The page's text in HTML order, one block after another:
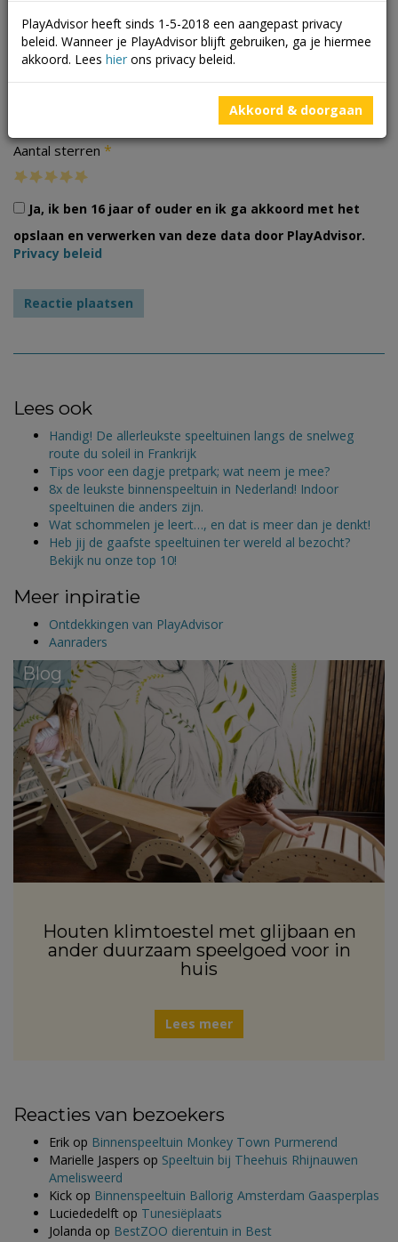
Aantal sterren *
Ja, ik ben 16 jaar of ouder en ik ga akkoord met het
opslaan en verwerken van deze data door PlayAdvisor.
Privacy beleid
Lees ook
Handig! De allerleukste speeltuinen langs de snelweg
route du soleil in Frankrijk
Tips voor een dagje pretpark; wat neem je mee?
8x de leukste binnenspeeltuin in Nederland! Indoor
speeltuinen die anders zijn.
Wat schommelen je leert…, en dat is meer dan je denkt!
Heb jij de gaafste speeltuinen ter wereld al bezocht?
Bekijk nu onze top 10!
Meer inpiratie
Ontdekkingen van PlayAdvisor
Aanraders
Blog
Houten klimtoestel met glijbaan en
ander duurzaam speelgoed voor in
huis
Lees meer
Reacties van bezoekers
Erik op Binnenspeeltuin Monkey Town Purmerend
Marielle Jaspers op Speeltuin bij Theehuis Rhijnauwen
Amelisweerd
Kick op Binnenspeeltuin Ballorig Amsterdam Gaasperplas
Luciededelft op Tunesiëplaats
Jolanda op BestZOO dierentuin in Best
PlayAdvisor heeft sinds 1-5-2018 een aangepast privacy
beleid. Wanneer je PlayAdvisor blijft gebruiken, ga je hiermee
akkoord. Lees hier ons privacy beleid.
Akkoord & doorgaan